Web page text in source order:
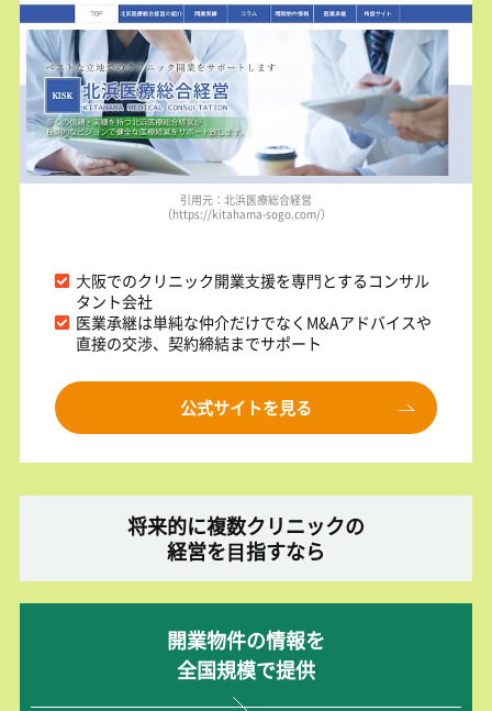
引用元：北浜医療総合経営
（https://kitahama-sogo.com/）
⼤阪でのクリニック開業⽀援を専⾨とするコンサル
タント会社
医業承継は単純な仲介だけでなくM&Aアドバイスや
直接の交渉、契約締結までサポート
公式サイトを見る
将来的に複数クリニックの
経営を⽬指すなら
開業物件の情報を
全国規模で提供